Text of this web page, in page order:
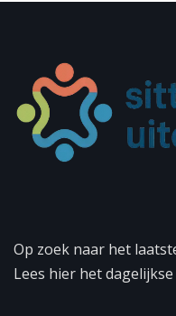
Op zoek naar het
Lees hier het